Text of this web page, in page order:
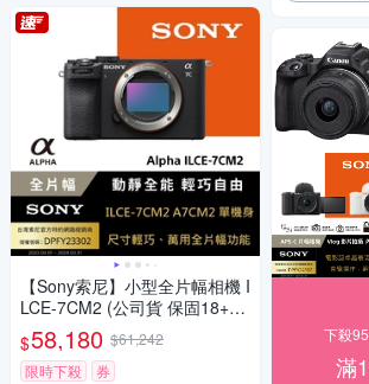
【Sony索尼】小型全片幅相機 I
LCE-7CM2 (公司貨 保固18+6
個月)
$58,180 $61,242
限時下殺
券
下殺
滿